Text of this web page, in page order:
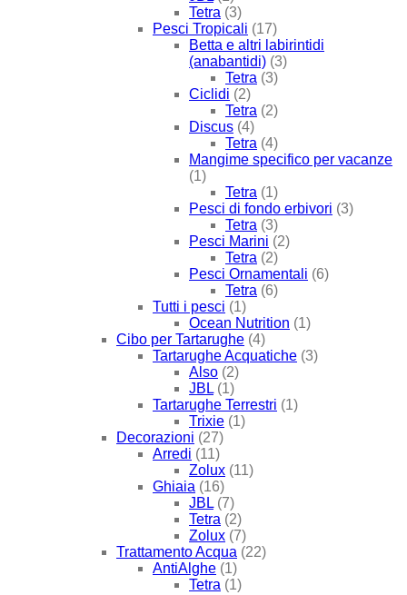
Tetra (3)
Pesci Tropicali (17)
Betta e altri labirintidi
(anabantidi) (3)
Tetra (3)
Ciclidi (2)
Tetra (2)
Discus (4)
Tetra (4)
Mangime specifico per vacanze
(1)
Tetra (1)
Pesci di fondo erbivori (3)
Tetra (3)
Pesci Marini (2)
Tetra (2)
Pesci Ornamentali (6)
Tetra (6)
Tutti i pesci (1)
Ocean Nutrition (1)
Cibo per Tartarughe (4)
Tartarughe Acquatiche (3)
Also (2)
JBL (1)
Tartarughe Terrestri (1)
Trixie (1)
Decorazioni (27)
Arredi (11)
Zolux (11)
Ghiaia (16)
JBL (7)
Tetra (2)
Zolux (7)
Trattamento Acqua (22)
AntiAlghe (1)
Tetra (1)